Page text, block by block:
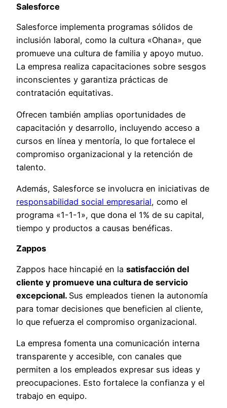
Salesforce
Salesforce implementa programas sólidos de
inclusión laboral, como la cultura «Ohana», que
promueve una cultura de familia y apoyo mutuo.
La empresa realiza capacitaciones sobre sesgos
inconscientes y garantiza prácticas de
contratación equitativas.
Ofrecen también amplias oportunidades de
capacitación y desarrollo, incluyendo acceso a
cursos en línea y mentoría, lo que fortalece el
compromiso organizacional y la retención de
talento.
Además, Salesforce se involucra en iniciativas de
responsabilidad social empresarial, como el
programa «1-1-1», que dona el 1% de su capital,
tiempo y productos a causas benéficas.
Zappos
Zappos hace hincapié en la satisfacción del
cliente y promueve una cultura de servicio
excepcional. Sus empleados tienen la autonomía
para tomar decisiones que beneficien al cliente,
lo que refuerza el compromiso organizacional.
La empresa fomenta una comunicación interna
transparente y accesible, con canales que
permiten a los empleados expresar sus ideas y
preocupaciones. Esto fortalece la confianza y el
trabajo en equipo.